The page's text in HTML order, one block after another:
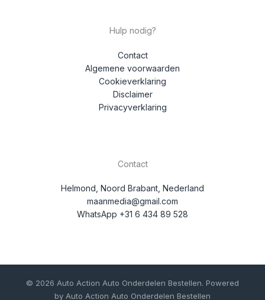
Hulp nodig?
Contact
Algemene voorwaarden
Cookieverklaring
Disclaimer
Privacyverklaring
Contact
Helmond, Noord Brabant, Nederland
maanmedia@gmail.com
WhatsApp +31 6 434 89 528
© 2026 Auto Action Auto Onderdelen Bestellen. Powered
by Auto Action Auto Onderdelen Bestellen